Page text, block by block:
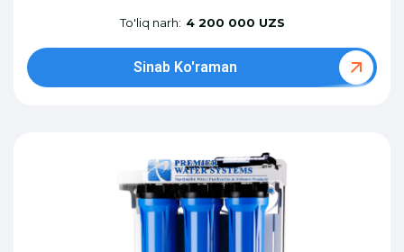
To'liq narh: 4 200 000 UZS
Sinab Ko'raman